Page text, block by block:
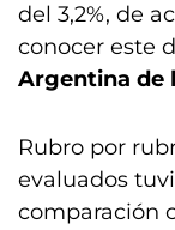
del 3,2%, de
conocer este
Argentina de
Rubro por
evaluados
comparación